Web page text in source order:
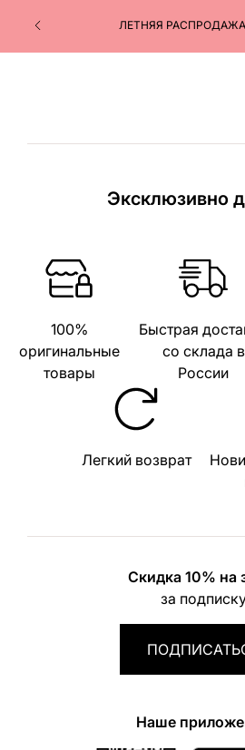
ЛЕТНЯЯ
Эксклюзивно
100%
оригинальные
товары
Быстрая
со склада в
России
Легкий возврат
Скидка 10% на
за
Наше